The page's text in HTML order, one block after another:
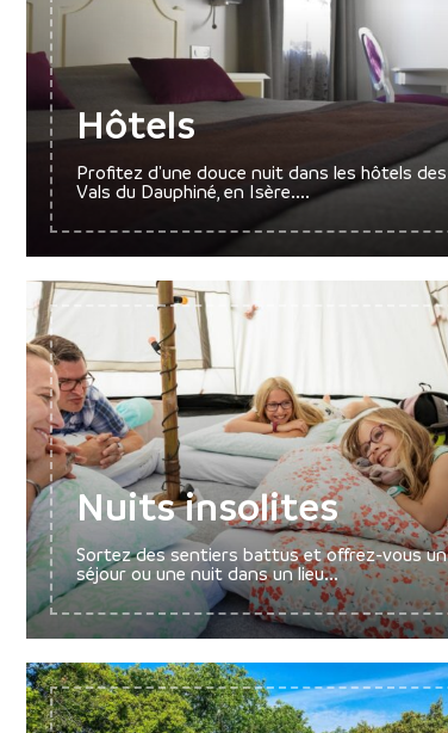
Hôtels
Profitez d'une douce nuit dans les hôtels des
Vals du Dauphiné, en Isère....
Nuits insolites
Sortez des sentiers battus et offrez-vous un
séjour ou une nuit dans un lieu...